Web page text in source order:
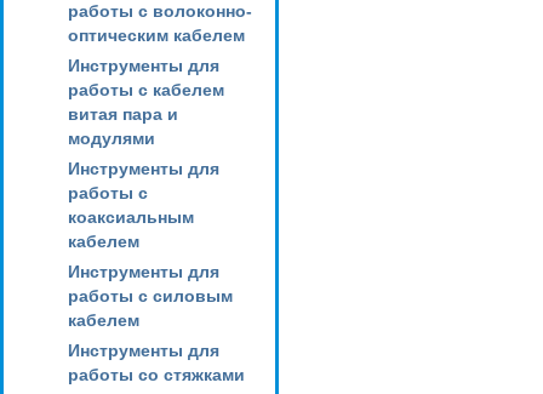
работы с волоконно-
оптическим кабелем
Инструменты для
работы с кабелем
витая пара и
модулями
Инструменты для
работы с
коаксиальным
кабелем
Инструменты для
работы с силовым
кабелем
Инструменты для
работы со стяжками